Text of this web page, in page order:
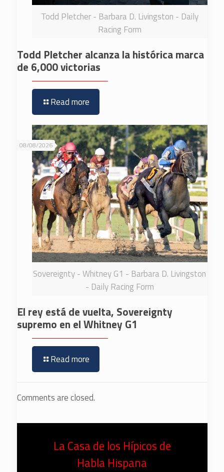
Todd Pletcher - Barbara D. Livingston - Daily
Racing Form
Todd Pletcher alcanza la histórica marca
de 6,000 victorias
Read more
Sovereignty - Whitney G1 - Barbara D. Livingston
- Daily Racing Form
08/08/2026
El rey está de vuelta, Sovereignty
supremo en el Whitney G1
Read more
Comments are closed.
La Casa de los Hípicos de
Habla Hispana